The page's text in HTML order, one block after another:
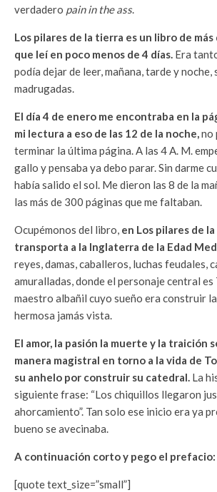
verdadero pain in the ass.
Los pilares de la tierra es un libro de más
que leí en poco menos de 4 días. Era
podía dejar de leer, mañana, tarde y
madrugadas.
El día 4 de enero me encontraba en la
mi lectura a eso de las 12 de la noche,no
terminar la última página. A las 4 A. M.
gallo y pensaba ya debo parar. Sin darme
había salido el sol. Me dieron las 8 de la
las más de 300 páginas que me faltaban.
Ocupémonos del libro, en Los pilares de
transporta a la Inglaterra de la Edad
reyes, damas, caballeros, luchas feudales,
amuralladas, donde el personaje central es
maestro albañil cuyo sueño era construir
hermosa jamás vista.
El amor, la pasión la muerte y la traición
manera magistral en torno a la vida de
su anhelo por construir su catedral. La
siguiente frase: “Los chiquillos llegaron
ahorcamiento”. Tan solo ese inicio era ya
bueno se avecinaba.
A continuación corto y pego el prefacio:
[quote text_size=”small”]